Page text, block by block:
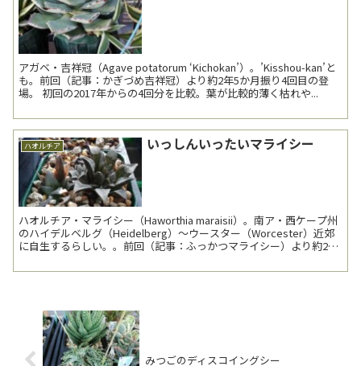
アガベ・吉祥冠（Agave potatorum ‘Kichokan’）。’Kisshou-kan’と
も。前回（記事：かぎづめ吉祥冠）より約2年5か月振り4回目の登
場。 初回の2017年からの4回分を比較。葉が比較的薄く枯れや...
ハオルチア いっしんいったいマライシー
ハオルチア・マライシー（Haworthia maraisii）。南ア・西ケープ州
のハイデルベルグ（Heidelberg）～ウースター（Worcester）近郊
に自生するらしい。。前回（記事：ふっかつマライシー）より約2年
みつごのディスコイングシー